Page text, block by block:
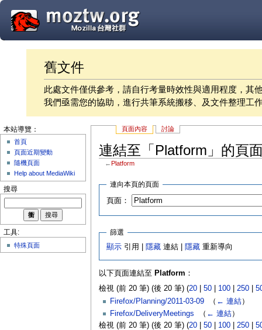
舊文件
此處文件僅供參考，請自行考量時效性與適用程度，其
我們亟需您的協助，進行共筆系統搬移、及文件整理工
頁面內容 討論
連結至「Platform」的頁
← Platform
連向本頁的頁面
頁面：
篩選
顯示 引用 | 隱藏 連結 | 隱藏 重新導向
以下頁面連結至 Platform ：
檢視 (前 20 筆) (後 20 筆) (20| 50| 100| 250|
Firefox/Planning/2011-03-09‎ （ ← 連結）
Firefox/DeliveryMeetings
（ ← 連結）
檢視 (前 20 筆) (後 20 筆) (20| 50| 100| 250|
本站導覽：
首頁
頁面近期變動
隨機頁面
Help about MediaWiki
搜尋
工具:
特殊頁面